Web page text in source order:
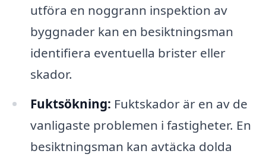
utföra en noggrann inspektion av
byggnader kan en besiktningsman
identifiera eventuella brister eller
skador.
Fuktsökning: Fuktskador är en av de
vanligaste problemen i fastigheter. En
besiktningsman kan avtäcka dolda